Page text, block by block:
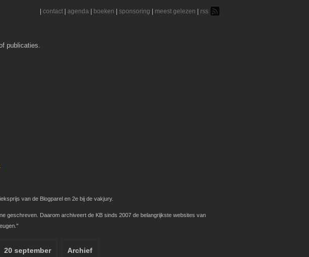
contact agenda boeken sponsoring meest gelezen rss
publicaties.
van de Blogparel en 2e bij de vakjury.
geschreven. Daarom archiveert de KB sinds 2007 de belangrijkste websites van
20 september Archief